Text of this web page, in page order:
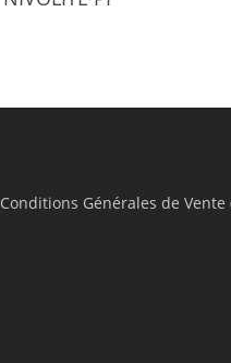
Conditions Générales de Vente